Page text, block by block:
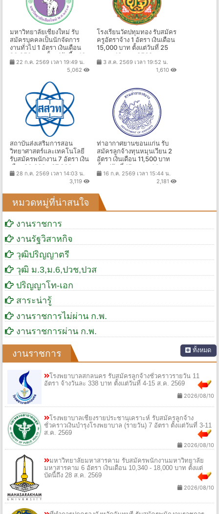
มหาวิทยาลัยเชียงใหม่ รับ
สมัครบุคคลเป็นนักจัดการ
งานทั่วไป 1 อัตรา เงินเดือน
20,250 บาท ตั้งแต่บัดนี้ - 10
ส.ค. 2569
22 ก.ค. 2569 เวลา 19:49 น.
5,062
โรงเรียนวัดปทุมทอง รับสมัคร
ครูอัตราจ้าง 1 อัตรา เงินเดือน
15,000 บาท ตั้งแต่วันที่ 25
ก.ค. - 12 ส.ค. 2569
3 ส.ค. 2569 เวลา 19:52 น.
1,610
สถาบันส่งเสริมการสอน
วิทยาศาสตร์และเทคโนโลยี
รับสมัครพนักงาน 7 อัตรา เงิน
เดือน20,000 - 37,000 บาท
ตั้งแต่บัดนี้ถึง 10 ส.ค. 2569
28 ก.ค. 2569 เวลา 14:03 น.
3,119
ท่าอากาศยานขอนแก่น รับ
สมัครลูกจ้างทุนหมุนเวียน 2
อัตรา เงินเดือน 11,500 บาท
ตั้งแต่วันที่ 15 ก.ค. - 14 ส.ค.
2569
16 ก.ค. 2569 เวลา 15:44 น.
2,181
หมวดหมู่ที่น่าสนใจ
งานราชการ
งานรัฐวิสาหกิจ
วุฒิปริญญาตรี
วุฒิ ม.3,ม.6,ปวช,ปวส
ปริญญาโท-เอก
สาระน่ารู้
งานราชการไม่ผ่าน ก.พ.
งานราชการผ่าน ก.พ.
งานราชการ ทั้งหมด
โรงพยาบาลสกลนคร รับสมัครลูกจ้างชั่วคราวรายวัน 11
อัตรา จ้างวันละ 338 บาท ตั้งแต่วันที่ 4-15 ส.ค. 2569
2026/08/10
โรงพยาบาลเชียงรายประชานุเคราะห์ รับสมัครลูกจ้าง
ชั่วคราวเงินบำรุงโรงพยาบาล (รายวัน) 7 อัตรา ตั้งแต่วันที่ 3-11
ส.ค. 2569
2026/08/10
มหาวิทยาลัยมหาสารคาม รับสมัครพนักงานมหาวิทยาลัย
มหาสารคาม 6 อัตรา เงินเดือน 10,340 - 18,000 บาท ตั้งแต่
บัดนี้ถึง 28 ส.ค. 2569
2026/08/10